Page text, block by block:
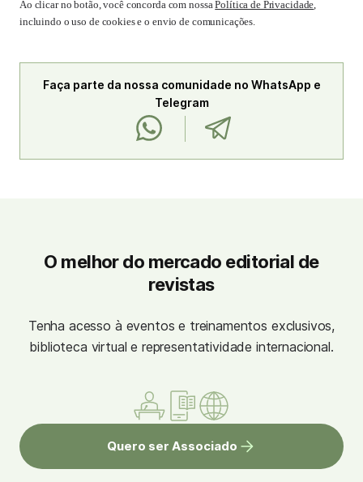
Ao clicar no botão, você concorda com nossaPolítica de Privacidade,
incluindo o uso de cookies e o envio de comunicações.
Faça parte da nossa comunidade no WhatsApp e
Telegram
O melhor do mercado editorial de
revistas
Tenha acesso à eventos e treinamentos exclusivos,
biblioteca virtual e representatividade internacional.
Quero ser Associado